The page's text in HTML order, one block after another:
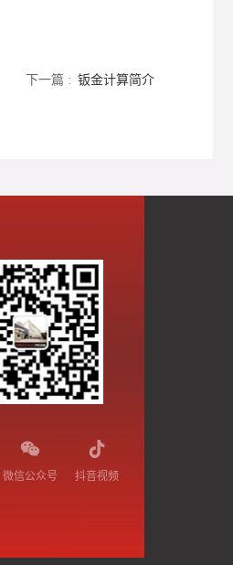
下一篇 : 钣金计算简介
微信公众号 抖音视频